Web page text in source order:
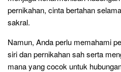
pernikahan, cinta bertahan
sakral.
Namun, Anda perlu memahami
siri dan pernikahan sah serta
mana yang cocok untuk